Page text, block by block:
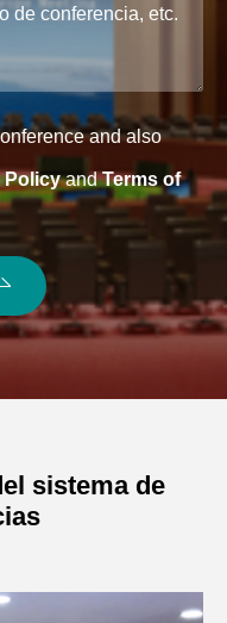
and also
PolicyandTerms of
sistema de